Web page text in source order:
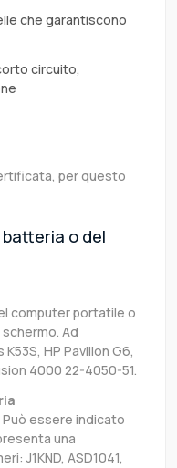
che garantiscono
circuito,
per questo
o del
computer portatile o
Ad
HP Pavilion G6,
4000 22-4050-51.
essere indicato
una
J1KND, ASD1041,